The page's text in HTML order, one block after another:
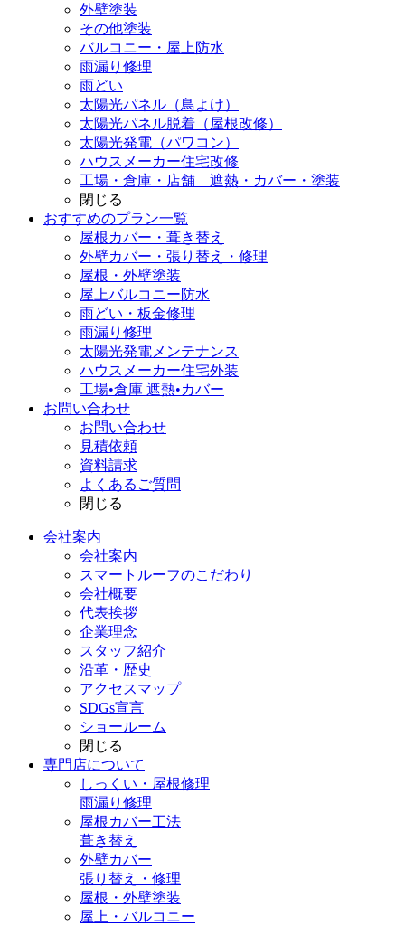
外壁塗装
その他塗装
バルコニー・屋上防水
雨漏り修理
雨どい
太陽光パネル（鳥よけ）
太陽光パネル脱着（屋根改修）
太陽光発電（パワコン）
ハウスメーカー住宅改修
工場・倉庫・店舗 遮熱・カバー・塗装
閉じる
おすすめのプラン一覧
屋根カバー・葺き替え
外壁カバー・張り替え・修理
屋根・外壁塗装
屋上バルコニー防水
雨どい・板金修理
雨漏り修理
太陽光発電メンテナンス
ハウスメーカー住宅外装
工場•倉庫 遮熱•カバー
お問い合わせ
お問い合わせ
見積依頼
資料請求
よくあるご質問
閉じる
会社案内
会社案内
スマートルーフのこだわり
会社概要
代表挨拶
企業理念
スタッフ紹介
沿革・歴史
アクセスマップ
SDGs宣言
ショールーム
閉じる
専門店について
しっくい・屋根修理
雨漏り修理
屋根カバー工法
葺き替え
外壁カバー
張り替え・修理
屋根・外壁塗装
屋上・バルコニー